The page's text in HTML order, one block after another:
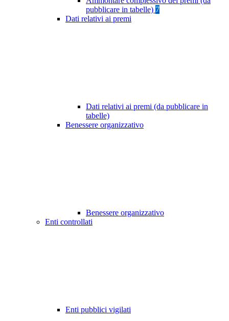
pubblicare in tabelle) 7
Dati relativi ai premi
Dati relativi ai premi (da pubblicare in
tabelle)
Benessere organizzativo
Benessere organizzativo
Enti controllati
Enti pubblici vigilati